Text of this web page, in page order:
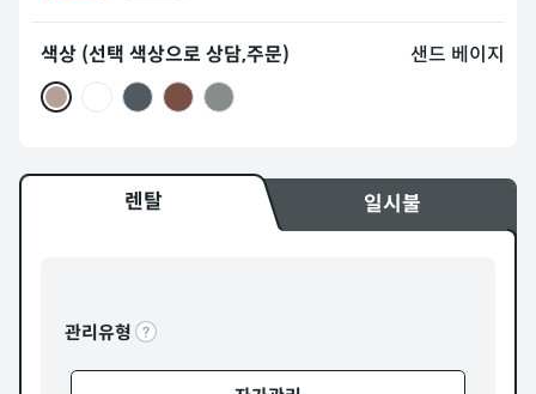
색상 (선택 색상으로 상담,주문) 샌드 베이지
렌탈 일시불
관리유형